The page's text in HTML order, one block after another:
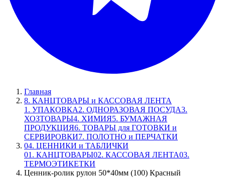
Главная
8. КАНЦТОВАРЫ и КАССОВАЯ ЛЕНТА
1. УПАКОВКА2. ОДНОРАЗОВАЯ ПОСУДА3.
ХОЗТОВАРЫ4. ХИМИЯ5. БУМАЖНАЯ
ПРОДУКЦИЯ6. ТОВАРЫ для ГОТОВКИ и
СЕРВИРОВКИ7. ПОЛОТНО и ПЕРЧАТКИ
04. ЦЕННИКИ и ТАБЛИЧКИ
01. КАНЦТОВАРЫ02. КАССОВАЯ ЛЕНТА03.
ТЕРМОЭТИКЕТКИ
Ценник-ролик рулон 50*40мм (100) Красный